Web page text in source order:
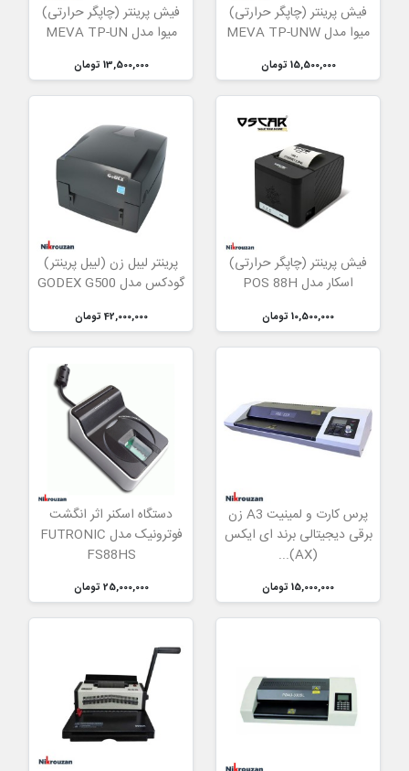
فیش پرینتر (چاپگر حرارتی)
میوا مدل MEVA TP-UNW
15,500,000 تومان
فیش پرینتر (چاپگر حرارتی)
میوا مدل MEVA TP-UN
13,500,000 تومان
فیش پرینتر (چاپگر حرارتی)
اسکار مدل POS 88H
10,500,000 تومان
پرینتر لیبل زن (لیبل پرینتر)
گودکس مدل GODEX G500
42,000,000 تومان
پرس کارت و لمینیت A3 زن
برقی دیجیتالی برند ای ایکس
(AX)...
15,000,000 تومان
دستگاه اسکنر اثر انگشت
فوترونیک مدل FUTRONIC
FS88HS
25,000,000 تومان